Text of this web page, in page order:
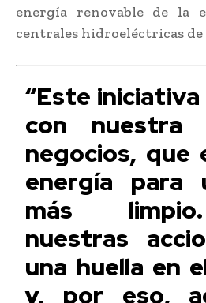
energía renovable de la
centrales hidroeléctricas de
“Este iniciativa
con nuestra
negocios, que
energía para
más
nuestras
una huella en
y, por eso,